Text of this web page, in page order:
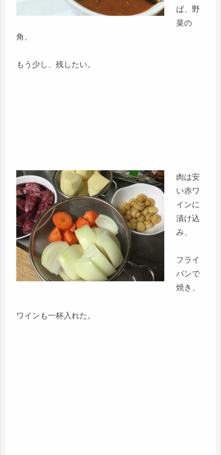
ば、野
菜の
角、
もう少し、残したい。
肉は安
い赤ワ
インに
漬け込
み、
フライ
パンで
焼き、
ワインも一杯入れた。